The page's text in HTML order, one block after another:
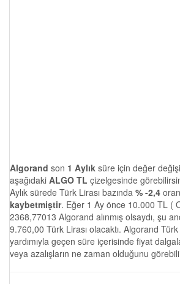
Algorand son 1 Aylık süre için değer
aşağıdaki ALGO TL çizelgesinde
Aylık sürede Türk Lirası bazında % -2,4
kaybetmiştir. Eğer 1 Ay önce 10.000 TL (
2368,77013 Algorand alınmış olsaydı, şu
9.760,00 Türk Lirası olacaktı. Algorand
yardımıyla geçen süre içerisinde fiyat
veya azalışların ne zaman olduğunu